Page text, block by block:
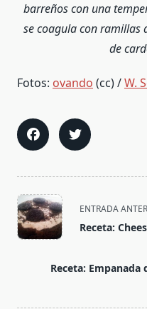
barreños con una
se coagula con ramillas
de
Fotos: ovando (cc) /W.
<span
class="nav-
subtitle
reader-
ENTRADA
Receta:
Receta: